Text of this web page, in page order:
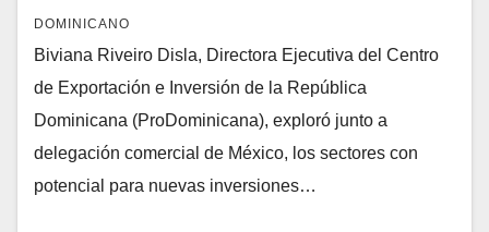
DOMINICANO
Biviana Riveiro Disla, Directora Ejecutiva del Centro
de Exportación e Inversión de la República
Dominicana (ProDominicana), exploró junto a
delegación comercial de México, los sectores con
potencial para nuevas inversiones…